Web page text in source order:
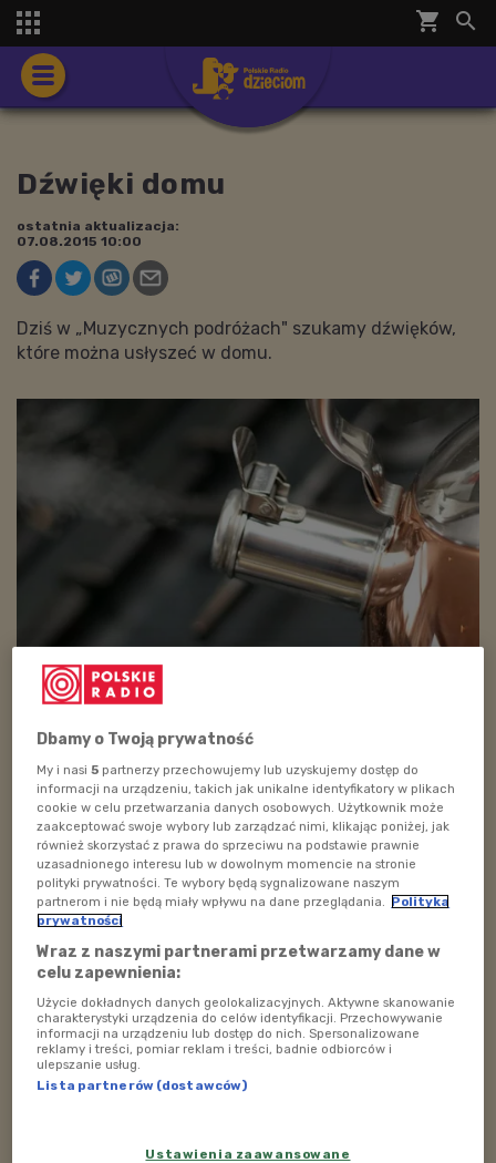
shopping_cart 

Dźwięki domu
ostatnia aktualizacja:
07.08.2015 10:00
Dziś w „Muzycznych podróżach" szukamy dźwięków,
które można usłyszeć w domu.
Foto: www.pixabay.com
Wszędzie dobrze, ale w domu najlepiej ;) Zgadzamy się
w stu procentach z tym powiedzeniem i dlatego dziś w
„Muzycznych podróżach" poszukamy dźwięków, które
można usłyszeć w domu. Tykanie zegara, szum
czajnika, pralka, mikser, prysznic – to tylko niektóre z
domowych dźwięków. Co byście jeszcze dorzucili do
tej listy? Audycję zaczynamy punktualnie o 13.00.
Zapraszamy do kontaktu pod numerem: 22 645 20 55,
pod mailem: dzieci@polskieradio.pl lub na
Facebooku:www.facebook.com/polskieradiodzieciom
Zobacz więcej na temat: dźwięki mikser muzyczne podróże
odkurzacz pralka prysznic zegar
Dbamy o Twoją prywatność
My i nasi5 partnerzy przechowujemy lub uzyskujemy dostęp do
informacji na urządzeniu, takich jak unikalne identyfikatory w plikach
cookie w celu przetwarzania danych osobowych. Użytkownik może
zaakceptować swoje wybory lub zarządzać nimi, klikając poniżej, jak
również skorzystać z prawa do sprzeciwu na podstawie prawnie
uzasadnionego interesu lub w dowolnym momencie na stronie
polityki prywatności. Te wybory będą sygnalizowane naszym
partnerom i nie będą miały wpływu na dane przeglądania.
Polityka
prywatności
Wraz z naszymi partnerami przetwarzamy dane w
celu zapewnienia:
Użycie dokładnych danych geolokalizacyjnych. Aktywne skanowanie
charakterystyki urządzenia do celów identyfikacji. Przechowywanie
informacji na urządzeniu lub dostęp do nich. Spersonalizowane
reklamy i treści, pomiar reklam i treści, badnie odbiorców i
ulepszanie usług.
Lista partnerów (dostawców)
Ustawienia zaawansowane